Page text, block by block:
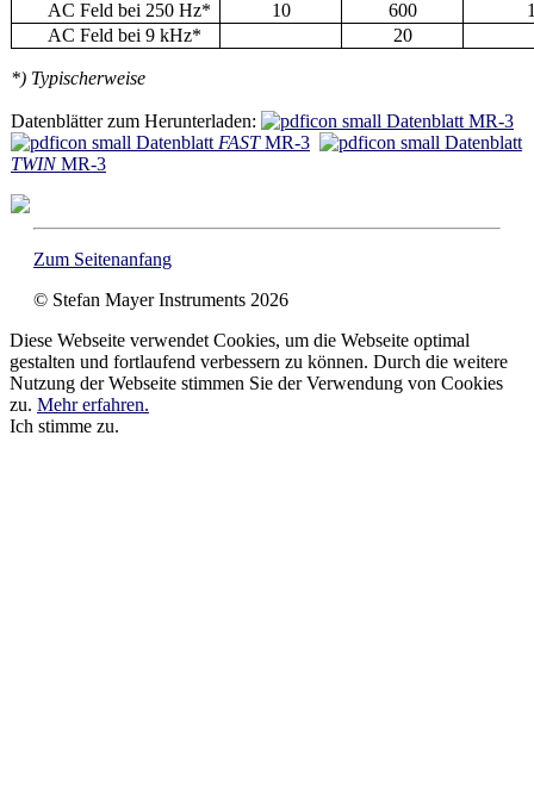
AC Feld bei 250 Hz*
10 600
AC Feld bei 9 kHz*
20
*) Typischerweise
Datenblätter zum Herunterladen:
Datenblatt MR-3
Datenblatt FASTMR-3
Datenblatt
TWINMR-3
Zum Seitenanfang
© Stefan Mayer Instruments 2026
Diese Webseite verwendet Cookies, um die Webseite optimal
gestalten und fortlaufend verbessern zu können. Durch die weitere
Nutzung der Webseite stimmen Sie der Verwendung von Cookies
zu. Mehr erfahren.
Ich stimme zu.